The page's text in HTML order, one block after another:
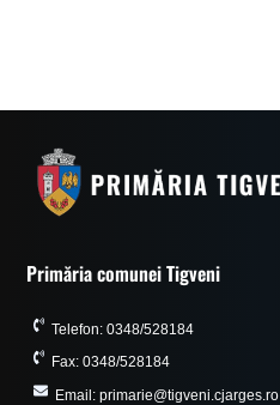
Primăria comunei Tigveni
Telefon: 0348/528184
Fax: 0348/528184
Email: primarie@tigveni.cjarges.ro